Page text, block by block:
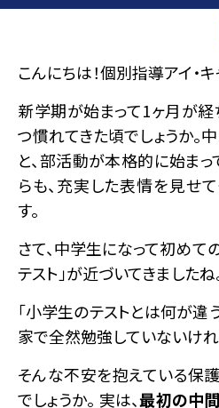
こんにちは！個別指導アイ・
新学期が始まって1ヶ月が経
つ慣れてきた頃でしょうか。
と、部活動が本格的に始ま
らも、充実した表情を見せ
す。
さて、中学生になって初めて
テスト」が近づいてきましたね
「小学生のテストとは何が違う
家で全然勉強していないけ
そんな不安を抱えている保
でしょうか。 実は、最初の中